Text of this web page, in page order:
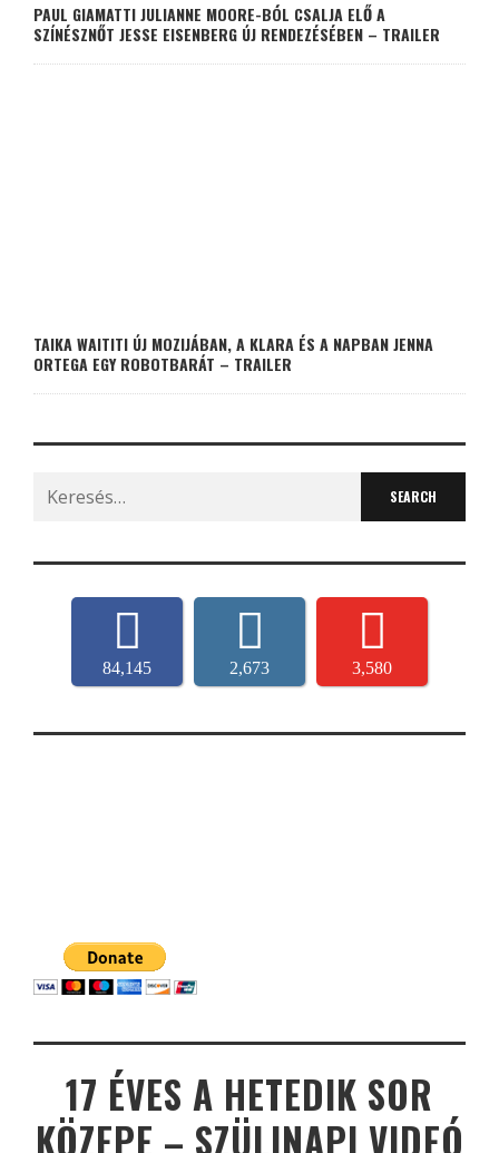
PAUL GIAMATTI JULIANNE MOORE-BÓL CSALJA ELŐ A
SZÍNÉSZNŐT JESSE EISENBERG ÚJ RENDEZÉSÉBEN – TRAILER
TAIKA WAITITI ÚJ MOZIJÁBAN, A KLARA ÉS A NAPBAN JENNA
ORTEGA EGY ROBOTBARÁT – TRAILER
Search
for:
84,145 2,673 3,580
17 ÉVES A HETEDIK SOR
KÖZEPE – SZÜLINAPI VIDEÓ